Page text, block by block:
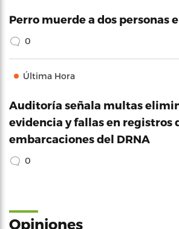
Perro muerde a dos personas
0
Última Hora
Auditoría señala multas
evidencia y fallas en registros
embarcaciones del DRNA
0
Opiniones